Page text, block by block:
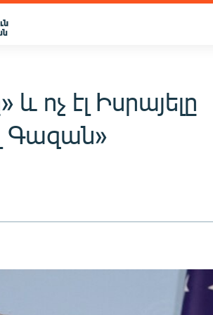
ոչ էլ Իսրայելը
Գազան»